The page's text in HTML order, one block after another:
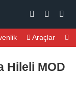
Araçlar
Hileli MOD